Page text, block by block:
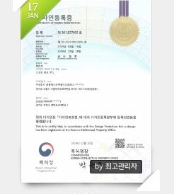
17
JAN
by 최고관리자
452